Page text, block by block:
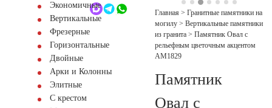
Обратный звонокЭкономичные
Вертикальные
Фрезерные
Горизонтальные
Двойные
Арки и Колонны
Элитные
С крестом
Главная > Гранитные памятники на
могилу > Вертикальные памятники
из гранита > Памятник Овал с
рельефным цветочным акцентом
AM1829
Памятник
Овал с